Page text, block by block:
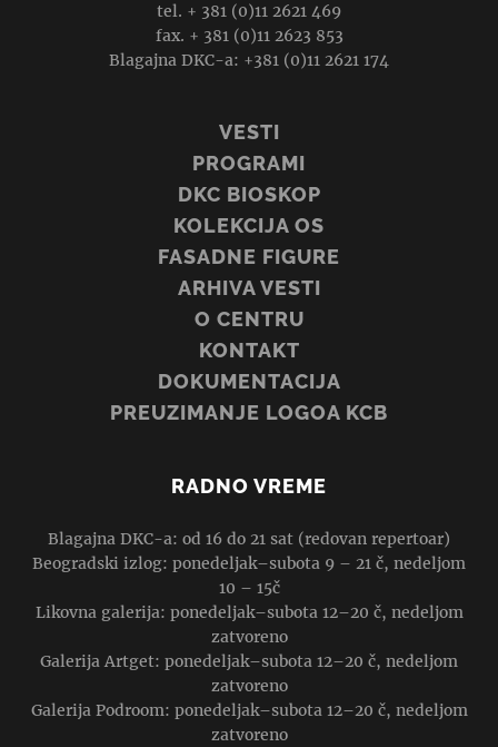
tel. + 381 (0)11 2621 469
fax. + 381 (0)11 2623 853
Blagajna DKC-a: +381 (0)11 2621 174
VESTI
PROGRAMI
DKC BIOSKOP
KOLEKCIJA OS
FASADNE FIGURE
ARHIVA VESTI
O CENTRU
KONTAKT
DOKUMENTACIJA
PREUZIMANJE LOGOA KCB
RADNO VREME
Blagajna DKC-a: od 16 do 21 sat (redovan repertoar)
Beogradski izlog: ponedeljak–subota 9 – 21 č, nedeljom
10 – 15č
Likovna galerija: ponedeljak–subota 12–20 č, nedeljom
zatvoreno
Galerija Artget: ponedeljak–subota 12–20 č, nedeljom
zatvoreno
Galerija Podroom: ponedeljak–subota 12–20 č, nedeljom
zatvoreno